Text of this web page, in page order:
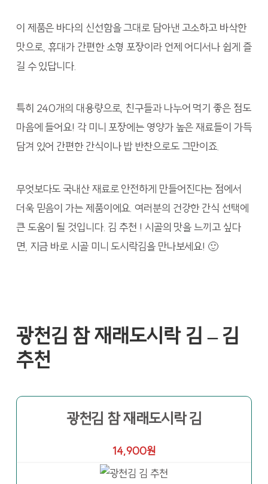
이 제품은 바다의 신선함을 그대로 담아낸 고소하고 바삭한
맛으로, 휴대가 간편한 소형 포장이라 언제 어디서나 쉽게 즐
길 수 있답니다.
특히 240개의 대용량으로, 친구들과 나누어 먹기 좋은 점도
마음에 들어요! 각 미니 포장에는 영양가 높은 재료들이 가득
담겨 있어 간편한 간식이나 밥 반찬으로도 그만이죠.
무엇보다도 국내산 재료로 안전하게 만들어진다는 점에서
더욱 믿음이 가는 제품이에요. 여러분의 건강한 간식 선택에
큰 도움이 될 것입니다. 김 추천 ! 시골의 맛을 느끼고 싶다
면, 지금 바로 시골 미니 도시락김을 만나보세요! 🙂
광천김 참 재래도시락 김 – 김
추천
광천김 참 재래도시락 김
14,900원